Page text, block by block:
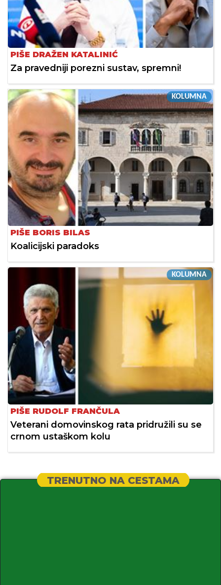
PIŠE DRAŽEN KATALINIĆ
Za pravedniji porezni sustav, spremni!
KOLUMNA
PIŠE BORIS BILAS
Koalicijski paradoks
KOLUMNA
PIŠE RUDOLF FRANČULA
Veterani domovinskog rata pridružili su se
crnom ustaškom kolu
TRENUTNO NA CESTAMA